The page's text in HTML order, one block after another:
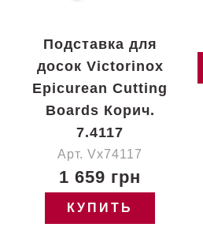
Подставка для
досок Victorinox
Epicurean Cutting
Boards Корич.
7.4117
Арт. Vx74117
1 659 грн
КУПИТЬ